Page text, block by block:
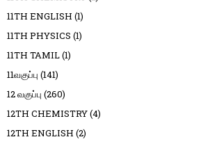
11TH ENGLISH (1)
11TH PHYSICS (1)
11TH TAMIL(1)
11வகுப்பு (141)
12 வகுப்பு (260)
12TH CHEMISTRY(4)
12TH ENGLISH (2)